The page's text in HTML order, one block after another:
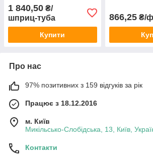
1 840,50 ₴/
шприц-туба
Купити
866,25₴/
Про нас
97% позитивних з 159 відгуків за рік
Працює з 18.12.2016
м. Київ
Микільсько-Слобідська, 13, Київ,
Контакти